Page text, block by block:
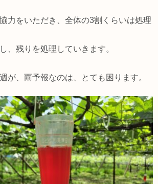
力をいただき、全体の3割くらいは処理
、残りを処理していきます。
が、雨予報なのは、とても困ります。